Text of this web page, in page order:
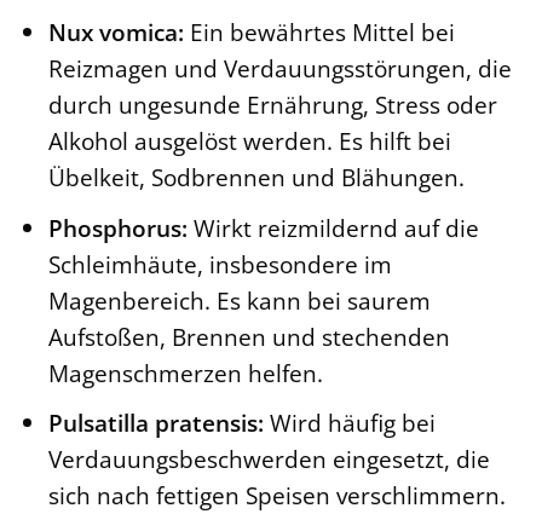
Nux vomica: Ein bewährtes Mittel bei
Reizmagen und Verdauungsstörungen, die
durch ungesunde Ernährung, Stress oder
Alkohol ausgelöst werden. Es hilft bei
Übelkeit, Sodbrennen und Blähungen.
Phosphorus: Wirkt reizmildernd auf die
Schleimhäute, insbesondere im
Magenbereich. Es kann bei saurem
Aufstoßen, Brennen und stechenden
Magenschmerzen helfen.
Pulsatilla pratensis: Wird häufig bei
Verdauungsbeschwerden eingesetzt, die
sich nach fettigen Speisen verschlimmern.